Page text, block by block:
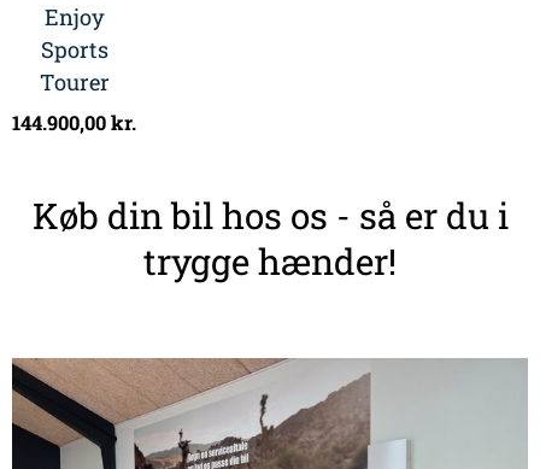
Enjoy
Sports
Tourer
144.900,00kr.
Køb din bil hos os - så er du i
trygge hænder!